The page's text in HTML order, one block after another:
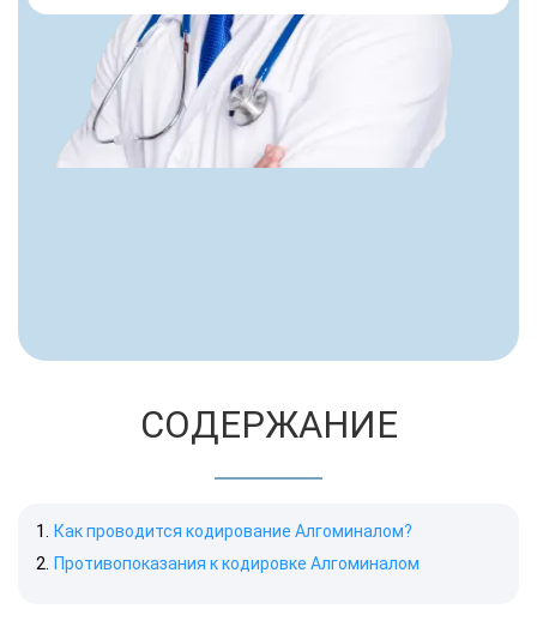
СОДЕРЖАНИЕ
Как проводится кодирование Алгоминалом?
Противопоказания к кодировке Алгоминалом